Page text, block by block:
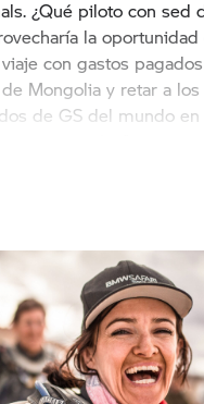
¿Qué piloto con sed
la
con gastos
Mongolia y retar a
de GS del mundo en